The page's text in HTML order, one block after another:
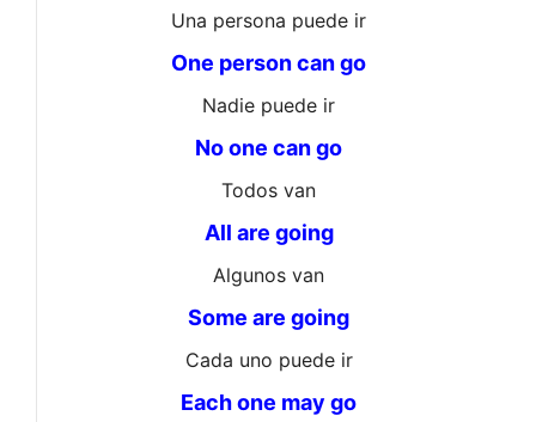
Una persona puede ir
One person can go
Nadie puede ir
No one can go
Todos van
All are going
Algunos van
Some are going
Cada uno puede ir
Each one may go